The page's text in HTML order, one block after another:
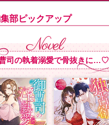
部ピックアップ
司の執着溺愛で骨抜きに…♡